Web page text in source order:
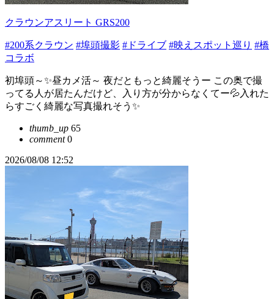
クラウンアスリート GRS200
#200系クラウン #埠頭撮影 #ドライブ #映えスポット巡り #橋
コラボ
初埠頭～✨️昼カメ活～ 夜だともっと綺麗そうー この奥で撮
ってる人が居たんだけど、入り方が分からなくてー💦入れた
らすごく綺麗な写真撮れそう✨️
thumb_up 65
comment0
2026/08/08 12:52